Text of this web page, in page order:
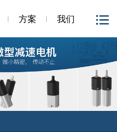
方案 我们